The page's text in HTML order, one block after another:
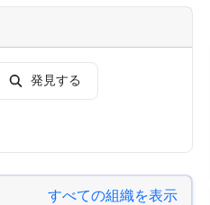
発見する
すべての組織を表示